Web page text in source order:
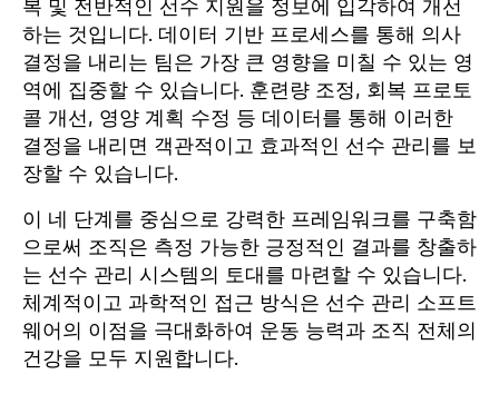
복 및 전반적인 선수 지원을 정보에 입각하여 개선
하는 것입니다. 데이터 기반 프로세스를 통해 의사
결정을 내리는 팀은 가장 큰 영향을 미칠 수 있는 영
역에 집중할 수 있습니다. 훈련량 조정, 회복 프로토
콜 개선, 영양 계획 수정 등 데이터를 통해 이러한
결정을 내리면 객관적이고 효과적인 선수 관리를 보
장할 수 있습니다.
이 네 단계를 중심으로 강력한 프레임워크를 구축함
으로써 조직은 측정 가능한 긍정적인 결과를 창출하
는 선수 관리 시스템의 토대를 마련할 수 있습니다.
체계적이고 과학적인 접근 방식은 선수 관리 소프트
웨어의 이점을 극대화하여 운동 능력과 조직 전체의
건강을 모두 지원합니다.